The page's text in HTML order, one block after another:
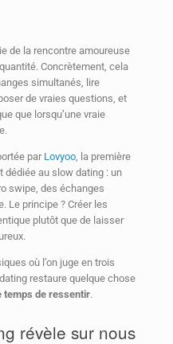
de la rencontre amoureuse
Concrètement, cela
simultanés, lire
de vraies questions, et
que lorsqu’une vraie
par Lovyoo, la première
au slow dating : un
swipe, des échanges
Le principe ? Créer les
plutôt que de laisser
où l’on juge en trois
restaure quelque chose
temps de ressentir.
révèle sur nous